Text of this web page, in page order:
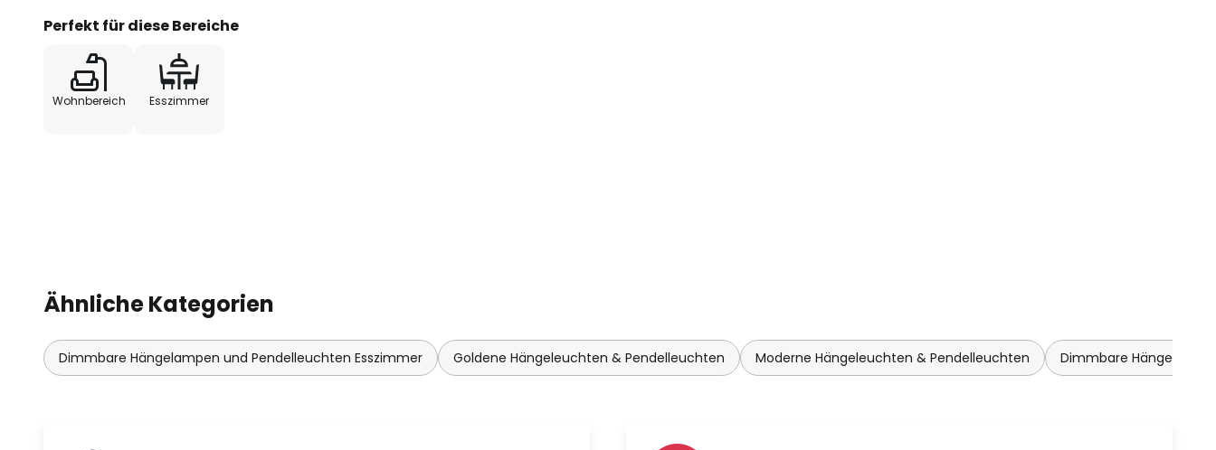
Perfekt für diese Bereiche
Wohnbereich Esszimmer
Ähnliche Kategorien
Dimmbare Hängelampen und Pendelleuchten Esszimmer Goldene Hängeleuchten & Pendelleuchten Moderne Hängeleuchten & Pendelleuchten Dimmbare